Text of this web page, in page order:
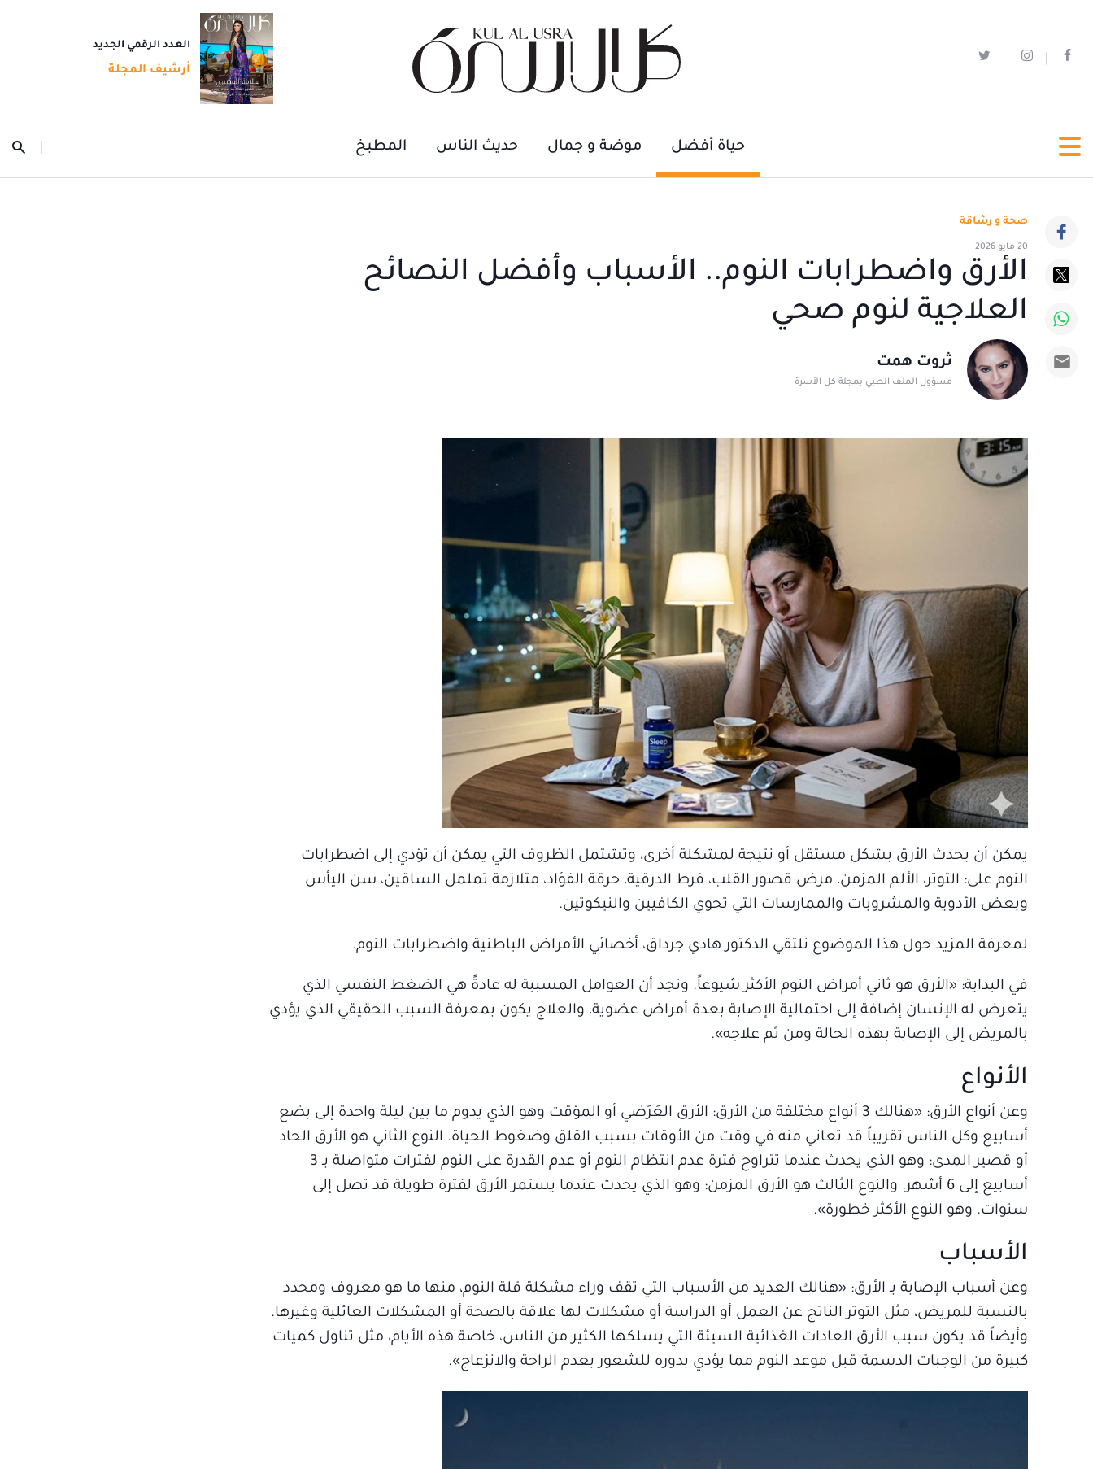
العدد الرقمي الجديد
أرشيف المجلة
حياة أفضل موضة و جمال حديث الناس المطبخ
صحة و رشاقة
20 مايو 2026
الأرق واضطرابات النوم.. الأسباب وأفضل النصائح
العلاجية لنوم صحي
ثروت همت
مسؤول الملف الطبي بمجلة كل الأسرة
يمكن أن يحدث الأرق بشكل مستقل أو نتيجة لمشكلة أخرى، وتشتمل الظروف التي يمكن أن تؤدي إلى اضطرابات
النوم على: التوتر، الألم المزمن، مرض قصور القلب، فرط الدرقية، حرقة الفؤاد، متلازمة تململ الساقين، سن اليأس
وبعض الأدوية والمشروبات والممارسات التي تحوي الكافيين والنيكوتين.
لمعرفة المزيد حول هذا الموضوع نلتقي الدكتور هادي جرداق، أخصائي الأمراض الباطنية واضطرابات النوم.
في البداية: «الأرق هو ثاني أمراض النوم الأكثر شيوعاً. ونجد أن العوامل المسببة له عادةً هي الضغط النفسي الذي
يتعرض له الإنسان إضافة إلى احتمالية الإصابة بعدة أمراض عضوية، والعلاج يكون بمعرفة السبب الحقيقي الذي يؤدي
بالمريض إلى الإصابة بهذه الحالة ومن ثم علاجه».
الأنواع
وعن أنواع الأرق: «هنالك 3 أنواع مختلفة من الأرق: الأرق العَرَضي أو المؤقت وهو الذي يدوم ما بين ليلة واحدة إلى بضع
أسابيع وكل الناس تقريباً قد تعاني منه في وقت من الأوقات بسبب القلق وضغوط الحياة. النوع الثاني هو الأرق الحاد
أو قصير المدى: وهو الذي يحدث عندما تتراوح فترة عدم انتظام النوم أو عدم القدرة على النوم لفترات متواصلة بـ 3
أسابيع إلى 6 أشهر. والنوع الثالث هو الأرق المزمن: وهو الذي يحدث عندما يستمر الأرق لفترة طويلة قد تصل إلى
سنوات. وهو النوع الأكثر خطورة».
الأسباب
وعن أسباب الإصابة بـ الأرق: «هنالك العديد من الأسباب التي تقف وراء مشكلة قلة النوم، منها ما هو معروف ومحدد
بالنسبة للمريض، مثل التوتر الناتج عن العمل أو الدراسة أو مشكلات لها علاقة بالصحة أو المشكلات العائلية وغيرها.
وأيضاً قد يكون سبب الأرق العادات الغذائية السيئة التي يسلكها الكثير من الناس، خاصة هذه الأيام، مثل تناول كميات
كبيرة من الوجبات الدسمة قبل موعد النوم مما يؤدي بدوره للشعور بعدم الراحة والانزعاج».